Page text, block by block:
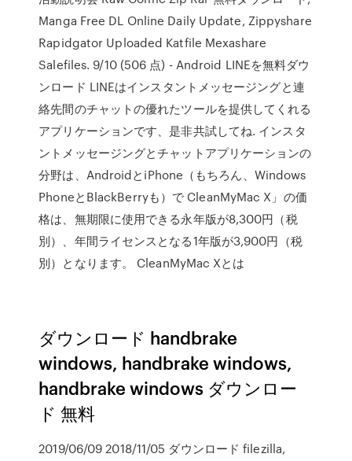
Manga Free DL Online Daily Update, Zippyshare
Rapidgator Uploaded Katfile Mexashare
Salefiles. 9/10 (506 点) - Android LINEを無料ダウ
ンロード LINEはインスタントメッセージングと連
絡先間のチャットの優れたツールを提供してくれる
アプリケーションです、是非共試してね. インスタ
ントメッセージングとチャットアプリケーションの
分野は、AndroidとiPhone（もちろん、Windows
PhoneとBlackBerryも）で CleanMyMac X」の価
格は、無期限に使用できる永年版が8,300円（税
別）、年間ライセンスとなる1年版が3,900円（税
別）となります。 CleanMyMac Xとは
ダウンロード handbrake
windows, handbrake windows,
handbrake windows ダウンロー
ド 無料
2019/06/09 2018/11/05 ダウンロード filezilla,